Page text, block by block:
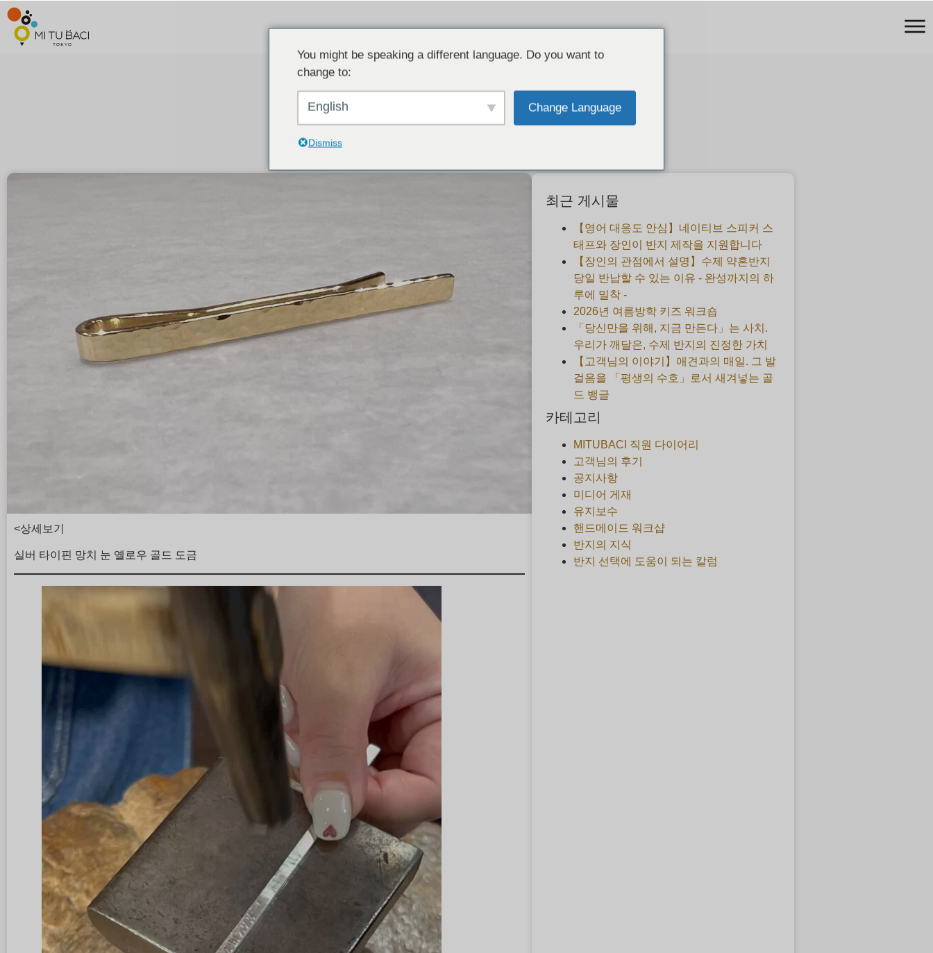
고객의 소리: 기념일 선물을 직접 만들어보세요
<상세보기
실버 타이핀 망치 눈 옐로우 골드 도금
최근 게시물
【영어 대응도 안심】네이티브 스피커 스
태프와 장인이 반지 제작을 지원합니다
【장인의 관점에서 설명】수제 약혼반지
당일 반납할 수 있는 이유 - 완성까지의 하
루에 밀착 -
2026년 여름방학 키즈 워크숍
「당신만을 위해, 지금 만든다」는 사치.
우리가 깨달은, 수제 반지의 진정한 가치
【고객님의 이야기】애견과의 매일. 그 발
걸음을 「평생의 수호」로서 새겨넣는 골
드 뱅글
카테고리
MITUBACI 직원 다이어리
고객님의 후기
공지사항
미디어 게재
유지보수
핸드메이드 워크샵
반지의 지식
반지 선택에 도움이 되는 칼럼
You might be speaking a different language. Do you want to
change to:
English Change Language
Dismiss